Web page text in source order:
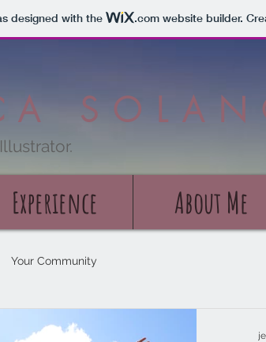
designed with the .comwebsite builder.
Experience About Me
Your Community